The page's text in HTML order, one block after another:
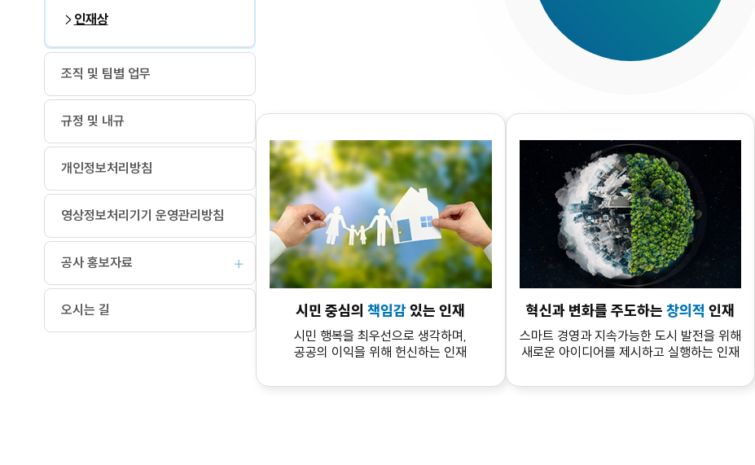
인재상
조직 및 팀별 업무
규정 및 내규
개인정보처리방침
영상정보처리기기 운영관리방침
공사 홍보자료
오시는 길 시민 중심의책임감있는 인재
시민 행복을 최우선으로 생각하며,
공공의 이익을 위해 헌신하는 인재
혁신과 변화를 주도하는 창의적 인재
스마트 경영과 지속가능한 도시 발전을 위해
새로운 아이디어를 제시하고 실행하는 인재